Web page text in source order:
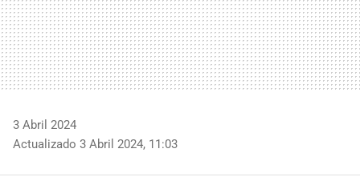
3 Abril 2024
Actualizado 3 Abril 2024, 11:03